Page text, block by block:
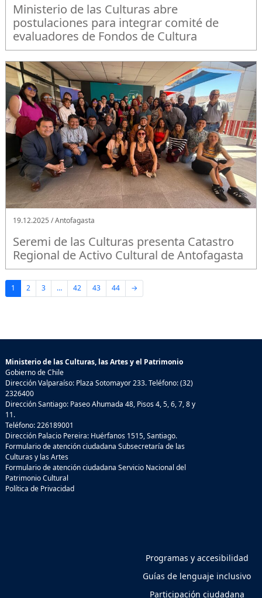
Ministerio de las Culturas abre
postulaciones para integrar comité de
evaluadores de Fondos de Cultura
19.12.2025 / Antofagasta
Seremi de las Culturas presenta Catastro
Regional de Activo Cultural de Antofagasta
1 2 3 … 42 43 44 →
Ministerio de las Culturas, las Artes y el Patrimonio
Gobierno de Chile
Dirección Valparaíso: Plaza Sotomayor 233. Teléfono: (32)
2326400
Dirección Santiago: Paseo Ahumada 48, Pisos 4, 5, 6, 7, 8 y
11.
Teléfono: 226189001
Dirección Palacio Pereira: Huérfanos 1515, Santiago.
Formulario de atención ciudadana Subsecretaría de las
Culturas y las Artes
Formulario de atención ciudadana Servicio Nacional del
Patrimonio Cultural
Política de Privacidad
Programas y accesibilidad
Guías de lenguaje inclusivo
Participación ciudadana